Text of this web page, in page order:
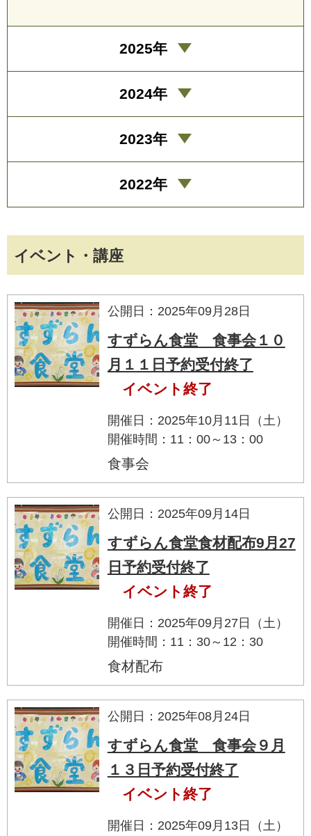
イベント・講座
公開日：2025年09月28日
すずらん食堂 食事会１０
月１１日予約受付終了
イベント終了
開催日：2025年10月11日（土）
開催時間：11：00～13：00
食事会
公開日：2025年09月14日
すずらん食堂食材配布9月27
日予約受付終了
イベント終了
開催日：2025年09月27日（土）
開催時間：11：30～12：30
食材配布
公開日：2025年08月24日
すずらん食堂 食事会９月
１３日予約受付終了
イベント終了
開催日：2025年09月13日（土）
2025年
2024年
2023年
2022年